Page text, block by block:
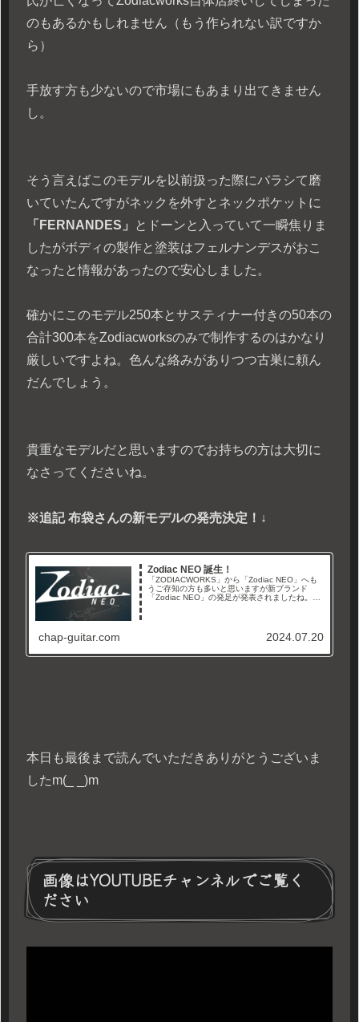
のもあるかもしれません（もう作られない訳ですか
ら）
手放す方も少ないので市場にもあまり出てきません
し。
そう言えばこのモデルを以前扱った際にバラシて磨
いていたんですがネックを外すとネックポケットに
「FERNANDES」
とドーンと入っていて一瞬焦りま
したがボディの製作と塗装はフェルナンデスがおこ
なったと情報があったので安心しました。
確かにこのモデル250本とサスティナー付きの50本の
合計300本をZodiacworksのみで制作するのはかなり
厳しいですよね。色んな絡みがありつつ古巣に頼ん
だんでしょう。
貴重なモデルだと思いますのでお持ちの方は大切に
なさってくださいね。
※追記 布袋さんの新モデルの発売決定！↓
Zodiac NEO 誕生！
「ZODIACWORKS」から「Zodiac NEO」へも
うご存知の方も多いと思いますが新ブランド
「Zodiac NEO」の発足が発表されましたね。
chap-guitar.com 2024.07.20
本日も最後まで読んでいただきありがとうございま
したm(_ _)m
画像はYOUTUBEチャンネルでご覧く
ださい